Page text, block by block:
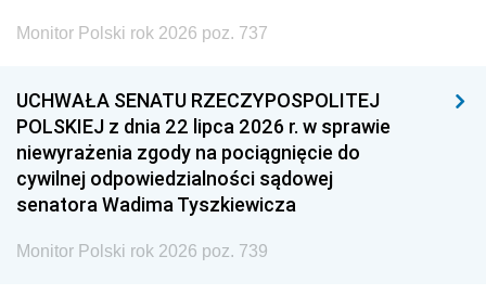
Monitor Polski rok 2026 poz. 737
UCHWAŁA SENATU RZECZYPOSPOLITEJ
POLSKIEJ z dnia 22 lipca 2026 r. w sprawie
niewyrażenia zgody na pociągnięcie do
cywilnej odpowiedzialności sądowej
senatora Wadima Tyszkiewicza
Monitor Polski rok 2026 poz. 739